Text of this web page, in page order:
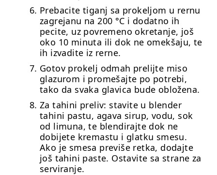
Prebacite tiganj sa prokeljom u rernu
zagrejanu na 200 °C i dodatno ih
pecite, uz povremeno okretanje, još
oko 10 minuta ili dok ne omekšaju, te
ih izvadite iz rerne.
Gotov prokelj odmah prelijte miso
glazurom i promešajte po potrebi,
tako da svaka glavica bude obložena.
Za tahini preliv: stavite u blender
tahini pastu, agava sirup, vodu, sok
od limuna, te blendirajte dok ne
dobijete kremastu i glatku smesu.
Ako je smesa previše retka, dodajte
još tahini paste. Ostavite sa strane za
serviranje.